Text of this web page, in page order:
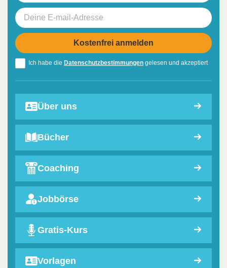
Ich habe die Datenschutzbestimmungen gelesen und akzeptiert
Über uns
Bücher
Coaching
Jobbörse
Gratis-Kurs
Vorlagen